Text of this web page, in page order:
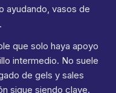
ayudando, vasos de
que solo haya apoyo
intermedio. No suele
de gels y sales
sigue siendo clave.